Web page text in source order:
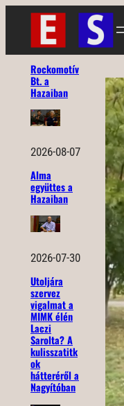
Ugrás
tartalomhoz
Rockomotív
Bt. a
Hazaiban
2026-08-07
Alma
együttes a
Hazaiban
2026-07-30
Utoljára
szervez
vigalmat a
MIMK élén
Laczi
Sarolta? A
kulisszatitk
ok
hátteréről a
Nagyítóban